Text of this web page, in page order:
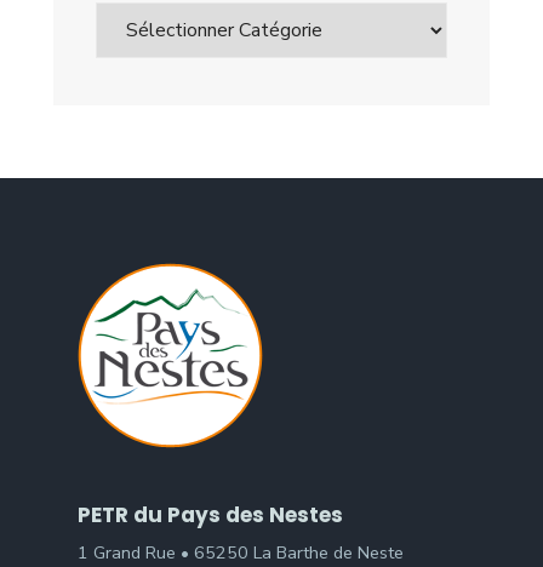
PETR du Pays des Nestes
1 Grand Rue • 65250 La Barthe de Neste